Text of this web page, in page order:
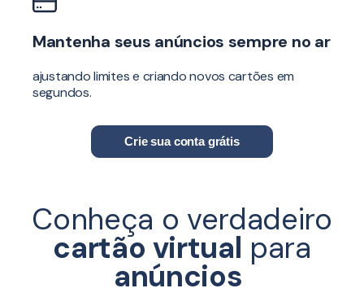
Mantenha seus anúncios sempre no ar
ajustando limites e criando novos cartões em
segundos.
Crie sua conta grátis
Conheça o verdadeiro
cartão virtual para
anúncios